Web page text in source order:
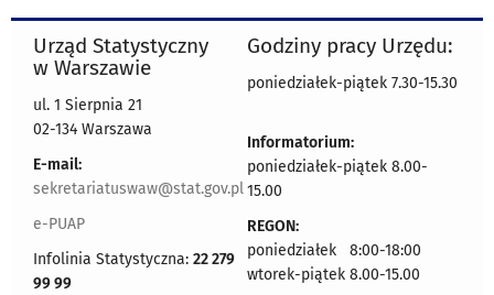
Urząd Statystyczny
w Warszawie
ul. 1 Sierpnia 21
02-134 Warszawa
E-mail:
sekretariatuswaw@stat.gov.pl
e-PUAP
Infolinia Statystyczna: 22 279
99 99
Godziny pracy Urzędu:
poniedziałek-piątek 7.30-15.30
Informatorium:
poniedziałek-piątek 8.00-
15.00
REGON:
poniedziałek 8:00-18:00
wtorek-piątek 8.00-15.00